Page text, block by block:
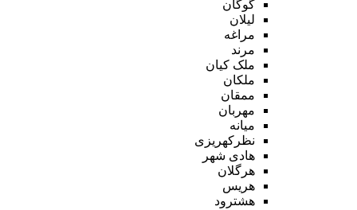
گوگان
لیلان
مراغه
مرند
ملک کیان
ملکان
ممقان
مهربان
میانه
نظرکهریزی
هادی شهر
هرگلان
هریس
هشترود